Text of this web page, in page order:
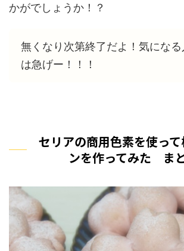
かがでしょうか！？
無くなり次第終了だよ！気になる
は急げー！！！
セリアの商用色素を使っ
ンを作ってみた ま